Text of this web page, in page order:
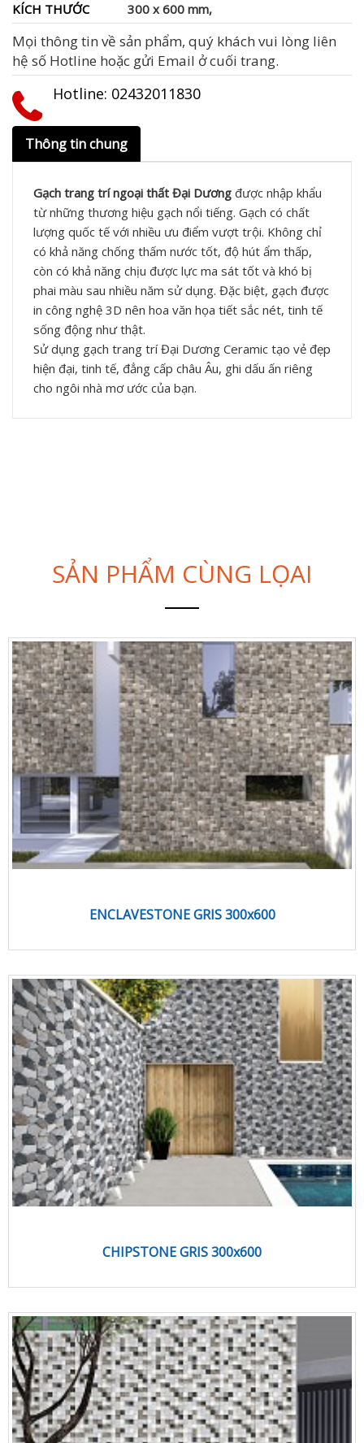
KÍCH THƯỚC
300 x 600 mm,
Mọi thông tin về sản phẩm, quý khách vui lòng liên
hệ số Hotline hoặc gửi Email ở cuối trang.
Hotline: ‭02432011830‬
Thông tin chung
Gạch trang trí ngoại thất Đại Dương được nhập khẩu
từ những thương hiệu gạch nổi tiếng. Gạch có chất
lượng quốc tế với nhiều ưu điểm vượt trội. Không chỉ
có khả năng chống thấm nước tốt, độ hút ẩm thấp,
còn có khả năng chịu được lực ma sát tốt và khó bị
phai màu sau nhiều năm sử dụng. Đặc biệt, gạch được
in công nghệ 3D nên hoa văn họa tiết sắc nét, tinh tế
sống động như thật.
Sử dụng gạch trang trí Đại Dương Ceramic tạo vẻ đẹp
hiện đại, tinh tế, đẳng cấp châu Âu, ghi dấu ấn riêng
cho ngôi nhà mơ ước của bạn.
SẢN PHẨM CÙNG LỌAI
ENCLAVESTONE GRIS 300x600
CHIPSTONE GRIS 300x600